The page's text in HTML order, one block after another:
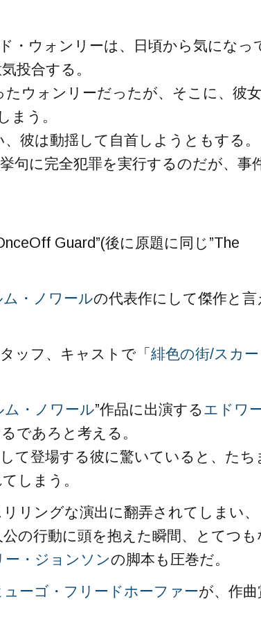
・ウォンリーは、日頃から気になっ
投合する。
ウォンリーだったが、そこに、彼女
まう。
彼は動揺して自首しようともする。
句に完全犯罪を実行するのだが、事
Guard”(後に原題に同じ”The
・ノワールの代表作にして傑作と言
ッフ、キャストで「 緋色の街/スカー
ム・ノワール”作品に出演するエドワ
であろと考える。
て登場する彼に驚いていると、たち
しまう。
リングな演出に翻弄されてしまい、
の行動に頭を抱えた瞬間、とてつも
ー・ジョンソンの脚本も圧巻だ。
ューゴ・フリードホーファーが、作曲